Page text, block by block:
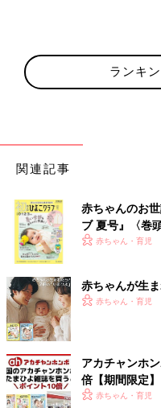
ランキ
関連記事
赤ちゃんのお
ブ 夏号』〈巻
く！ おっぱい
赤ちゃん・育児
赤ちゃんが生
赤ちゃん・育児
アカチャンホ
倍【期間限定】
赤ちゃん・育児